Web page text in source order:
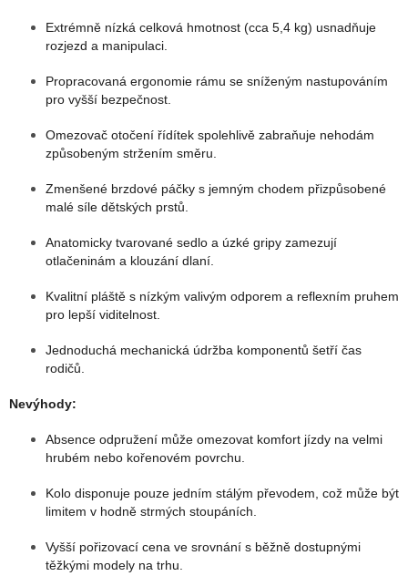
Extrémně nízká celková hmotnost (cca 5,4 kg) usnadňuje
rozjezd a manipulaci.
Propracovaná ergonomie rámu se sníženým nastupováním
pro vyšší bezpečnost.
Omezovač otočení řídítek spolehlivě zabraňuje nehodám
způsobeným stržením směru.
Zmenšené brzdové páčky s jemným chodem přizpůsobené
malé síle dětských prstů.
Anatomicky tvarované sedlo a úzké gripy zamezují
otlačeninám a klouzání dlaní.
Kvalitní pláště s nízkým valivým odporem a reflexním pruhem
pro lepší viditelnost.
Jednoduchá mechanická údržba komponentů šetří čas
rodičů.
Nevýhody:
Absence odpružení může omezovat komfort jízdy na velmi
hrubém nebo kořenovém povrchu.
Kolo disponuje pouze jedním stálým převodem, což může být
limitem v hodně strmých stoupáních.
Vyšší pořizovací cena ve srovnání s běžně dostupnými
těžkými modely na trhu.